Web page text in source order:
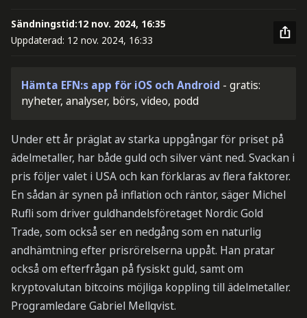
Sändningstid:12 nov. 2024, 16:35
Uppdaterad: 12 nov. 2024, 16:33
Hämta EFN:s app för iOS och Android - gratis:
nyheter, analyser, börs, video, podd
Under ett år präglat av starka uppgångar för priset på
ädelmetaller, har både guld och silver vänt ned. Svackan i
pris följer valet i USA och kan förklaras av flera faktorer.
En sådan är synen på inflation och räntor, säger Michel
Rufli som driver guldhandelsföretaget Nordic Gold
Trade, som också ser en nedgång som en naturlig
andhämtning efter prisrörelserna uppåt. Han pratar
också om efterfrågan på fysiskt guld, samt om
kryptovalutan bitcoins möjliga koppling till ädelmetaller.
Programledare Gabriel Mellqvist.